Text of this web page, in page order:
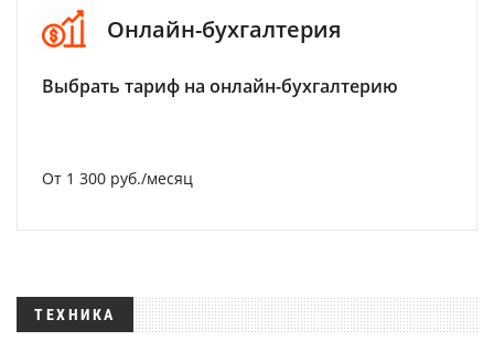
Онлайн-бухгалтерия
Выбрать тариф на онлайн-бухгалтерию
От 1 300 руб./месяц
ТЕХНИКА